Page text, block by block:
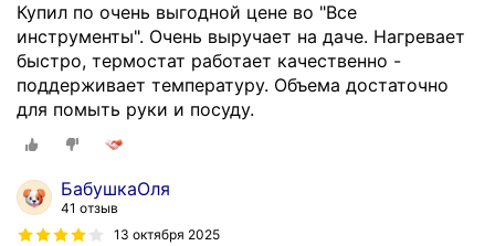
Купил по очень выгодной цене во "Все
инструменты". Очень выручает на даче. Нагревает
быстро, термостат работает качественно -
поддерживает температуру. Объема достаточно
для помыть руки и посуду.
БабушкаОля
41 отзыв
13 октября 2025